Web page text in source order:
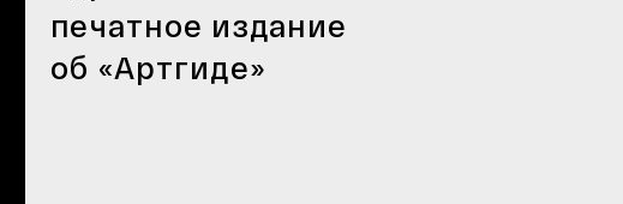
печатное издание
об «Артгиде»